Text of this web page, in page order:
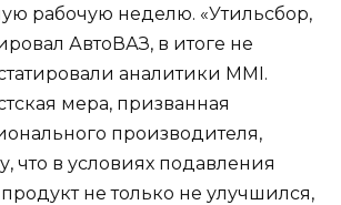
рабочую неделю. «Утильсбор,
АвтоВАЗ, в итоге не
аналитики MMI.
мера, призванная
производителя,
что в условиях подавления
не только не улучшился,